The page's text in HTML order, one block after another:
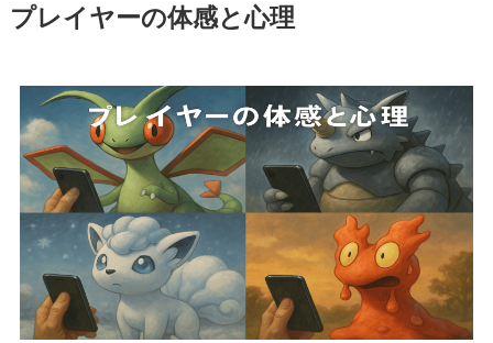
プレイヤーの体感と心理